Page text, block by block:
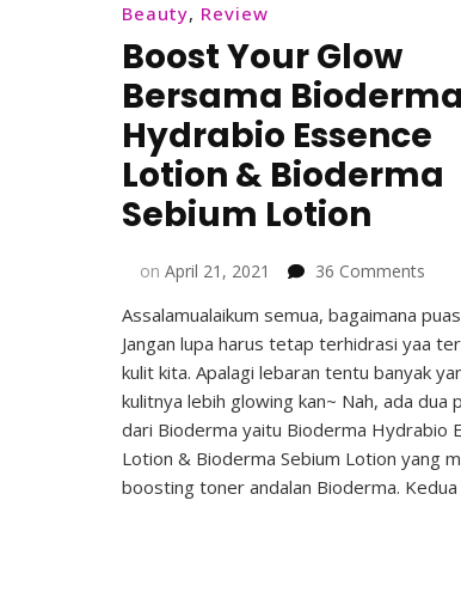
Beauty, Review
Boost Your Glow
Bersama Bioderma
Hydrabio Essence
Lotion & Bioderma
Sebium Lotion
on April 21, 2021 36 Comments
Your
&
Assalamualaikum semua, bagaimana
Jangan lupa harus tetap terhidrasi yaa
kulit kita. Apalagi lebaran tentu banyak
kulitnya lebih glowing kan~ Nah, ada dua
dari Bioderma yaitu Bioderma Hydrabio
Lotion & Bioderma Sebium Lotion yang
boosting toner andalan Bioderma.